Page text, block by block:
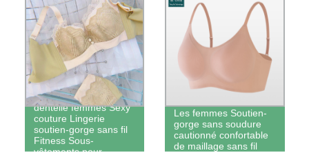
Soutien-gorge mode
dentelle femmes Sexy
couture Lingerie
soutien-gorge sans fil
Fitness Sous-
Les femmes Soutien-
gorge sans soudure
cautionné confortable
de maillage sans fil